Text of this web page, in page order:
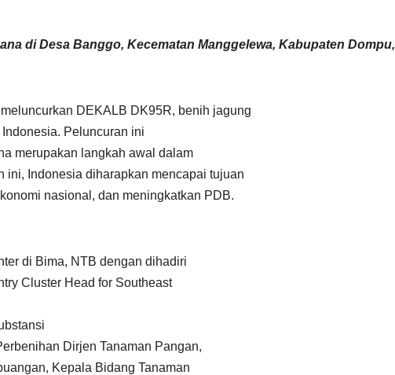
di Desa Banggo, Kecematan Manggelewa, Kabupaten Dompu,
DEKALB DK95R, benih jagung
Peluncuran ini
merupakan langkah awal dalam
Indonesia diharapkan mencapai tujuan
nasional, dan meningkatkan PDB.
di Bima, NTB dengan dihadiri
Cluster Head for Southeast
Dirjen Tanaman Pangan,
Kepala Bidang Tanaman